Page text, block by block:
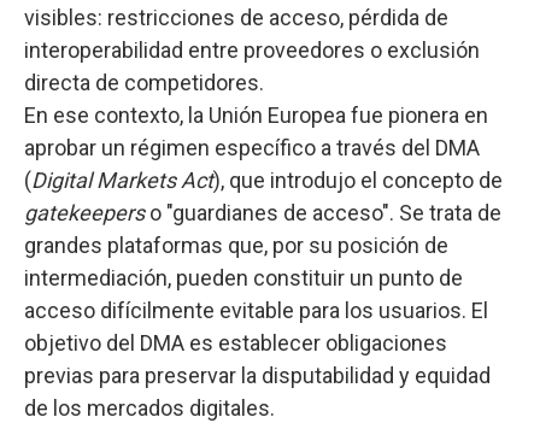
visibles: restricciones de acceso, pérdida de
interoperabilidad entre proveedores o exclusión
directa de competidores.
En ese contexto, la Unión Europea fue pionera en
aprobar un régimen específico a través del DMA
(Digital Markets Act), que introdujo el concepto de
gatekeeperso "guardianes de acceso". Se trata de
grandes plataformas que, por su posición de
intermediación, pueden constituir un punto de
acceso difícilmente evitable para los usuarios. El
objetivo del DMA es establecer obligaciones
previas para preservar la disputabilidad y equidad
de los mercados digitales.